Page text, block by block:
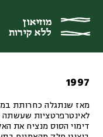
מוזיאון
ללא קירות
מוזיאון
ללא קירות
1997
מאז שנתגלה כחרותת
לאינטרפרטציות שעשתה
דימוי הסוס מנציח את